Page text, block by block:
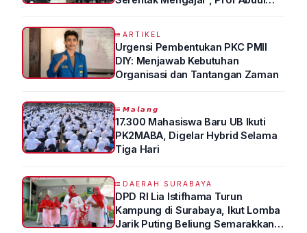
ARTIKEL
Urgensi Pembentukan PKC PMII
DIY: Menjawab Kebutuhan
Organisasi dan Tantangan Zaman
𝙈𝙖𝙡𝙖𝙣𝙜
17.300 Mahasiswa Baru UB Ikuti
PK2MABA, Digelar Hybrid Selama
Tiga Hari
DAERAH SURABAYA
DPD RI Lia Istifhama Turun
Kampung di Surabaya, Ikut Lomba
Jarik Puting Beliung Semarakkan